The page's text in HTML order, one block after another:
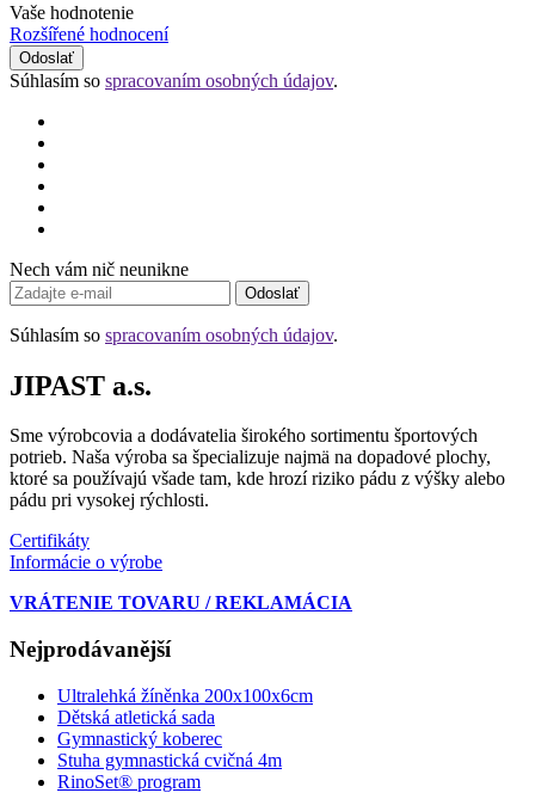
Vaše hodnotenie
Rozšířené hodnocení
Odoslať
Súhlasím so spracovaním osobných údajov.
Nech vám nič neunikne
Odoslať
Súhlasím so spracovaním osobných údajov.
JIPAST a.s.
Sme výrobcovia a dodávatelia širokého sortimentu športových
potrieb. Naša výroba sa špecializuje najmä na dopadové plochy,
ktoré sa používajú všade tam, kde hrozí riziko pádu z výšky alebo
pádu pri vysokej rýchlosti.
Certifikáty
Informácie o výrobe
VRÁTENIE TOVARU / REKLAMÁCIA
Nejprodávanější
Ultralehká žíněnka 200x100x6cm
Dětská atletická sada
Gymnastický koberec
Stuha gymnastická cvičná 4m
RinoSet® program